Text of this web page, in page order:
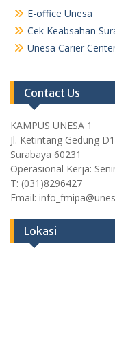
E-office Unesa
Cek Keabsahan
Unesa Carier
Contact Us
KAMPUS UNESA 1
Jl. Ketintang Gedung D1
Surabaya 60231
Operasional Kerja:
T: (031)8296427
Email:
Lokasi